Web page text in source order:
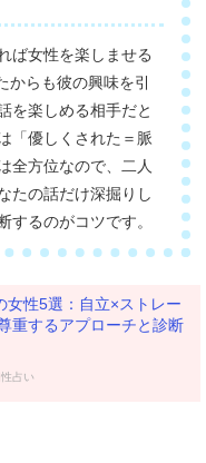
ば女性を楽しませる
らも彼の興味を引
を楽しめる相手だと
「優しくされた＝脈
全方位なので、二人
たの話だけ深掘りし
するのがコツです。
女性5選：自立×ストレー
重するアプローチと診断
占い